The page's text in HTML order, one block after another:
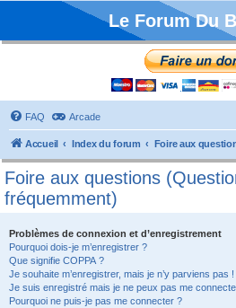
Le Forum Du
FAQ Arcade
Accueil Index du forum
Foire aux questions
fréquemment)
Problèmes de connexion et d’enregistrement
Pourquoi dois-je m’enregistrer ?
Que signifie COPPA ?
Je souhaite m’enregistrer, mais je n’y parviens pas !
Je suis enregistré mais je ne peux pas me
Pourquoi ne puis-je pas me connecter ?